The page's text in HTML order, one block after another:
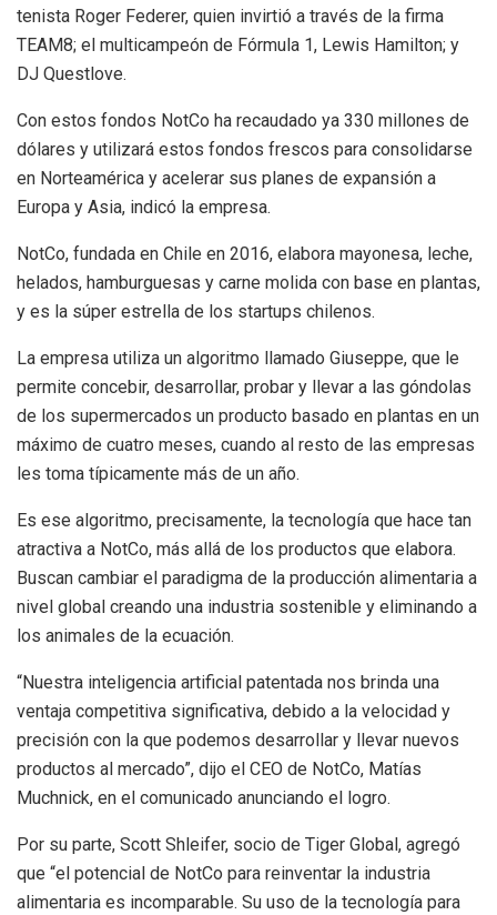
tenista Roger Federer, quien invirtió a través de la firma
TEAM8; el multicampeón de Fórmula 1, Lewis Hamilton; y
DJ Questlove.
Con estos fondos NotCo ha recaudado ya 330 millones de
dólares y utilizará estos fondos frescos para consolidarse
en Norteamérica y acelerar sus planes de expansión a
Europa y Asia, indicó la empresa.
NotCo, fundada en Chile en 2016, elabora mayonesa, leche,
helados, hamburguesas y carne molida con base en plantas,
y es la súper estrella de los startups chilenos.
La empresa utiliza un algoritmo llamado Giuseppe, que le
permite concebir, desarrollar, probar y llevar a las góndolas
de los supermercados un producto basado en plantas en un
máximo de cuatro meses, cuando al resto de las empresas
les toma típicamente más de un año.
Es ese algoritmo, precisamente, la tecnología que hace tan
atractiva a NotCo, más allá de los productos que elabora.
Buscan cambiar el paradigma de la producción alimentaria a
nivel global creando una industria sostenible y eliminando a
los animales de la ecuación.
“Nuestra inteligencia artificial patentada nos brinda una
ventaja competitiva significativa, debido a la velocidad y
precisión con la que podemos desarrollar y llevar nuevos
productos al mercado”, dijo el CEO de NotCo, Matías
Muchnick, en el comunicado anunciando el logro.
Por su parte, Scott Shleifer, socio de Tiger Global, agregó
que “el potencial de NotCo para reinventar la industria
alimentaria es incomparable. Su uso de la tecnología para